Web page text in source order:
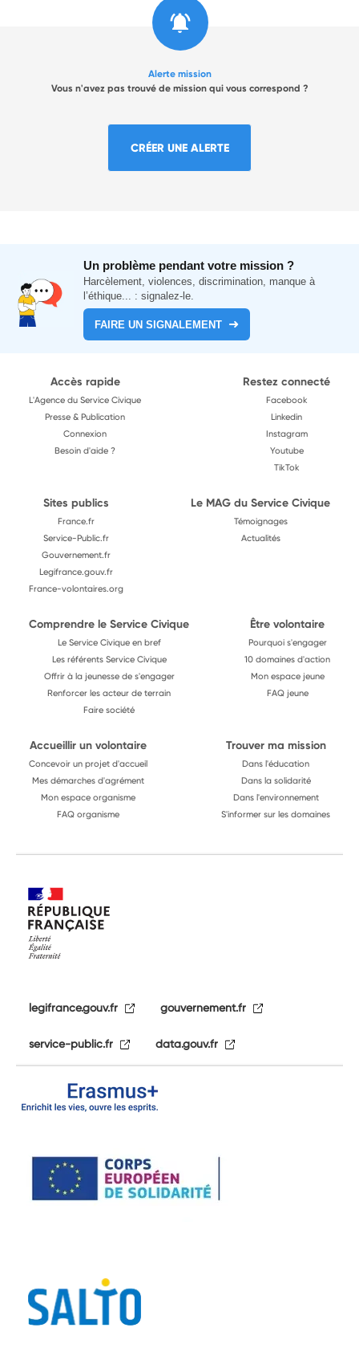
Alerte mission
Vous n'avez pas trouvé de mission qui vous correspond ?
CRÉER UNE ALERTE
Un problème pendant votre mission ?
Harcèlement, violences, discrimination, manque à
l’éthique... : signalez-le.
FAIRE UN SIGNALEMENT
Accès rapide
L'Agence du Service Civique
Presse & Publication
Connexion
Besoin d'aide ?
Restez connecté
Facebook
Linkedin
Instagram
Youtube
TikTok
Sites publics
France.fr
Service-Public.fr
Gouvernement.fr
Legifrance.gouv.fr
France-volontaires.org
Le MAG du Service Civique
Témoignages
Actualités
Comprendre le Service Civique
Le Service Civique en bref
Les référents Service Civique
Offrir à la jeunesse de s'engager
Renforcer les acteur de terrain
Faire société
Être volontaire
Pourquoi s'engager
10 domaines d'action
Mon espace jeune
FAQ jeune
Accueillir un volontaire
Concevoir un projet d'accueil
Mes démarches d'agrément
Mon espace organisme
FAQ organisme
Trouver ma mission
Dans l'éducation
Dans la solidarité
Dans l'environnement
S'informer sur les domaines
legifrance.gouv.fr gouvernement.fr
service-public.fr data.gouv.fr